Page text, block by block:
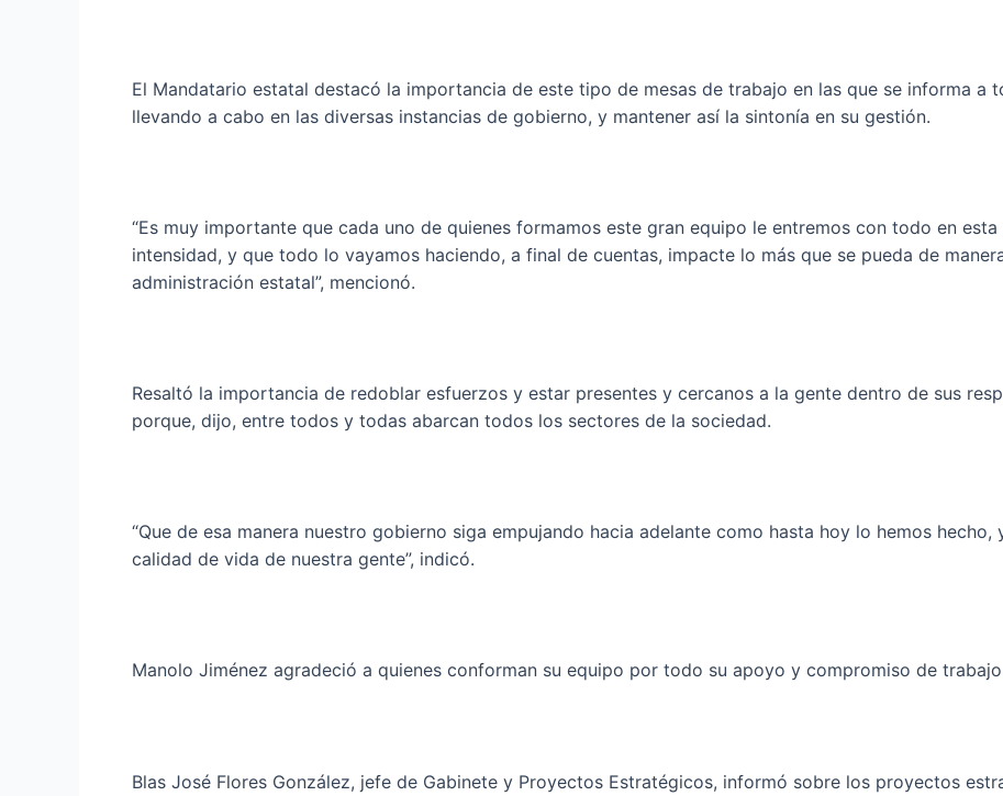
El Mandatario estatal destacó la importancia de este tipo de mesas de trabajo en las que se informa a
llevando a cabo en las diversas instancias de gobierno, y mantener así la sintonía en su gestión.
“Es muy importante que cada uno de quienes formamos este gran equipo le entremos con todo en
intensidad, y que todo lo vayamos haciendo, a final de cuentas, impacte lo más que se pueda de
administración estatal”, mencionó.
Resaltó la importancia de redoblar esfuerzos y estar presentes y cercanos a la gente dentro de sus
porque, dijo, entre todos y todas abarcan todos los sectores de la sociedad.
“Que de esa manera nuestro gobierno siga empujando hacia adelante como hasta hoy lo hemos
calidad de vida de nuestra gente”, indicó.
Manolo Jiménez agradeció a quienes conforman su equipo por todo su apoyo y compromiso de
Blas José Flores González, jefe de Gabinete y Proyectos Estratégicos, informó sobre los proyectos